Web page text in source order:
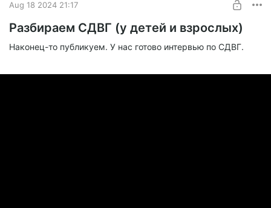
Aug 18 2024 21:17
Разбираем СДВГ (у детей и взрослых)
Наконец-то публикуем. У нас готово интервью по СДВГ.